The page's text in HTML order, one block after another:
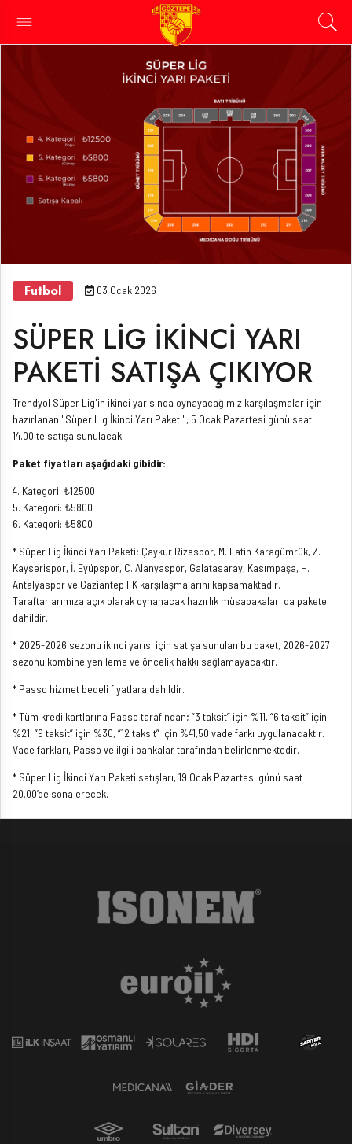
Futbol 03 Ocak 2026
SÜPER LİG İKİNCİ YARI
PAKETİ SATIŞA ÇIKIYOR
Trendyol Süper Lig'in ikinci yarısında oynayacağımız karşılaşmalar için
hazırlanan "Süper Lig İkinci Yarı Paketi", 5 Ocak Pazartesi günü saat
14.00'te satışa sunulacak.
Paket fiyatları aşağıdaki gibidir:
4. Kategori: ₺12500
5. Kategori: ₺5800
6. Kategori: ₺5800
* Süper Lig İkinci Yarı Paketi; Çaykur Rizespor, M. Fatih Karagümrük, Z.
Kayserispor, İ. Eyüpspor, C. Alanyaspor, Galatasaray, Kasımpaşa, H.
Antalyaspor ve Gaziantep FK karşılaşmalarını kapsamaktadır.
Taraftarlarımıza açık olarak oynanacak hazırlık müsabakaları da pakete
dahildir.
* 2025-2026 sezonu ikinci yarısı için satışa sunulan bu paket, 2026-2027
sezonu kombine yenileme ve öncelik hakkı sağlamayacaktır.
* Passo hizmet bedeli fiyatlara dahildir.
* Tüm kredi kartlarına Passo tarafından; “3 taksit” için %11, “6 taksit” için
%21, “9 taksit” için %30, “12 taksit” için %41,50 vade farkı uygulanacaktır.
Vade farkları, Passo ve ilgili bankalar tarafından belirlenmektedir.
* Süper Lig İkinci Yarı Paketi satışları, 19 Ocak Pazartesi günü saat
20.00’de sona erecek.